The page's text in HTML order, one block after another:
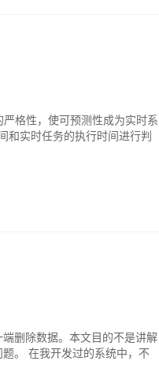
格性，使可预测性成为实时系
和实时任务的执行时间进行判
删除数据。本文目的不是讲解
。 在我开发过的系统中，不